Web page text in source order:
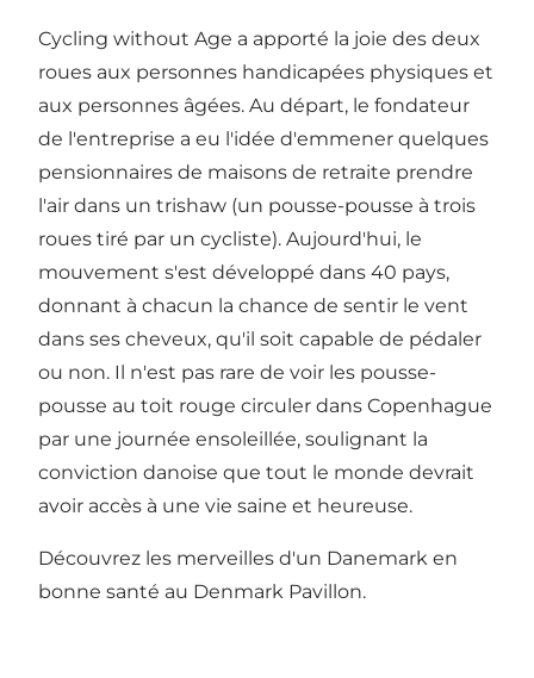
Cycling without Age a apporté la joie des deux
roues aux personnes handicapées physiques et
aux personnes âgées. Au départ, le fondateur
de l'entreprise a eu l'idée d'emmener quelques
pensionnaires de maisons de retraite prendre
l'air dans un trishaw (un pousse-pousse à trois
roues tiré par un cycliste). Aujourd'hui, le
mouvement s'est développé dans 40 pays,
donnant à chacun la chance de sentir le vent
dans ses cheveux, qu'il soit capable de pédaler
ou non. Il n'est pas rare de voir les pousse-
pousse au toit rouge circuler dans Copenhague
par une journée ensoleillée, soulignant la
conviction danoise que tout le monde devrait
avoir accès à une vie saine et heureuse.
Découvrez les merveilles d'un Danemark en
bonne santé au Denmark Pavillon.